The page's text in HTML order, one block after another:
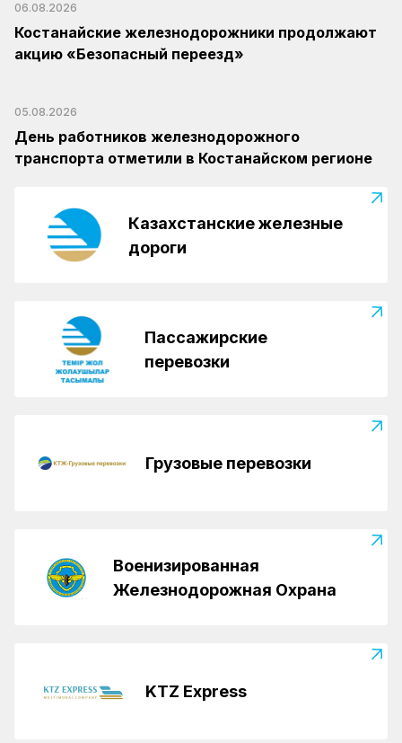
06.08.2026
Костанайские железнодорожники продолжают
акцию «Безопасный переезд»
05.08.2026
День работников железнодорожного
транспорта отметили в Костанайском регионе
Казахстанские железные
дороги
Пассажирские
перевозки
Грузовые перевозки
Военизированная
Железнодорожная Охрана
KTZ Express